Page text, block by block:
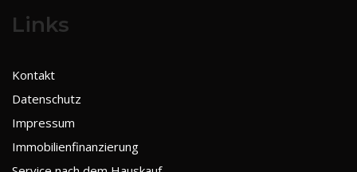
Links
Kontakt
Datenschutz
Impressum
Immobilienfinanzierung